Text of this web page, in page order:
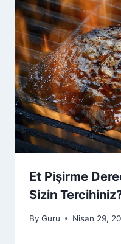
Et Pişirme
Sizin
By Guru Nisan 29,